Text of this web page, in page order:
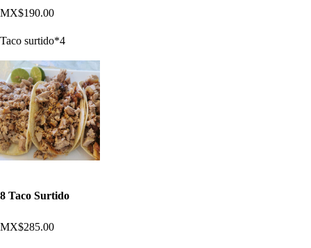
MX$190.00
Taco surtido*4
8 Taco Surtido
MX$285.00